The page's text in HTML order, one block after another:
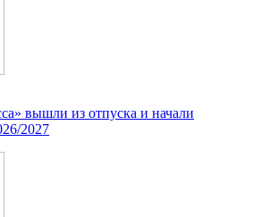
вышли из отпуска и начали
2027